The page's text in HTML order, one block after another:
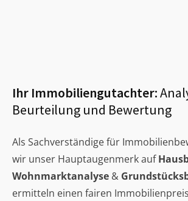
Ihr Immobiliengutachter:
Beurteilung und Bewertung
Als Sachverständige für
wir unser Hauptaugenmerk auf
Wohnmarktanalyse &
ermitteln einen fairen